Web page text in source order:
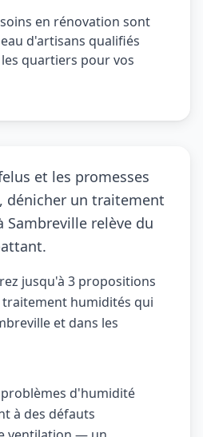
en rénovation sont
d'artisans qualifiés
quartiers pour vos
et les promesses
dénicher un traitement
relève du
jusqu'à 3 propositions
humidités qui
et dans les
problèmes d'humidité
à des défauts